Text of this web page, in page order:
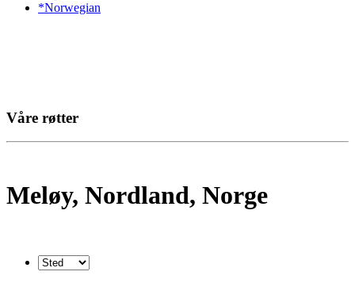
*Norwegian
Våre røtter
Meløy, Nordland, Norge